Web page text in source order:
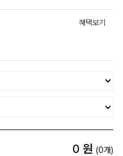
혜택보기
0 원 (0개)